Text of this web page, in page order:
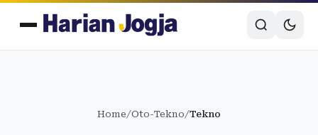
Home/Oto-Tekno/Tekno